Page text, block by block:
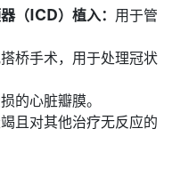
（ICD）植入： 用于管
桥手术，用于处理冠状
的心脏瓣膜。
且对其他治疗无反应的